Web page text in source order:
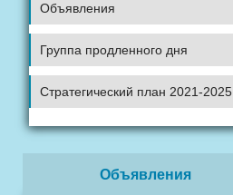
Объявления
Группа продленного дня
Стратегический план 2021-2025
Объявления